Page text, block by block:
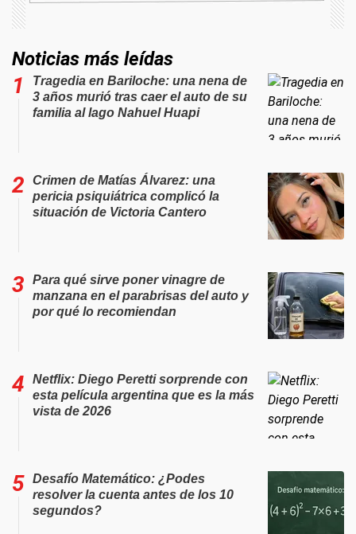
Noticias más leídas
Tragedia en Bariloche: una nena de
3 años murió tras caer el auto de su
familia al lago Nahuel Huapi
Crimen de Matías Álvarez: una
pericia psiquiátrica complicó la
situación de Victoria Cantero
Para qué sirve poner vinagre de
manzana en el parabrisas del auto y
por qué lo recomiendan
Netflix: Diego Peretti sorprende con
esta película argentina que es la más
vista de 2026
Desafío Matemático: ¿Podes
resolver la cuenta antes de los 10
segundos?